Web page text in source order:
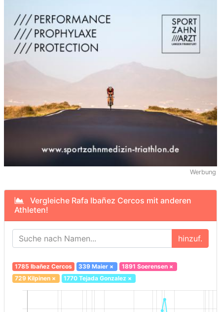
Werbung
Vergleiche Rafa Ibañez Cercos mit anderen
Athleten!
hinzuf.
1785 Ibañez Cercos 339 Maier × 1891 Soerensen×
729 Kilpinen× 1770 Tejada Gonzalez ×